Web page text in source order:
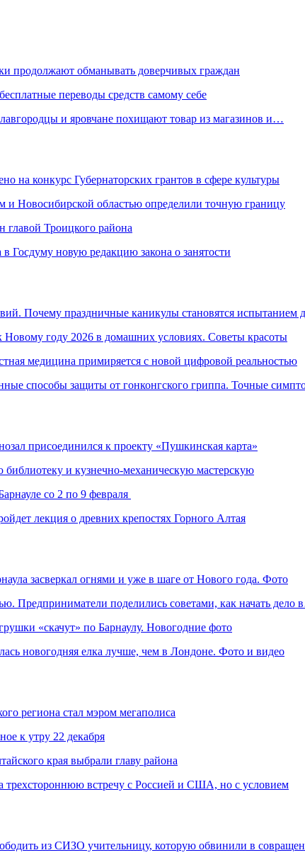
продолжают обманывать доверчивых граждан
переводы средств самому себе
и яровчане похищают товар из магазинов и…
на конкурс Губернаторских грантов в сфере культуры
Новосибирской областью определили точную границу
главой Троицкого района
в Госдуму новую редакцию закона о занятости
Почему праздничные каникулы становятся испытанием
году 2026 в домашних условиях. Советы красоты
медицина примиряется с новой цифровой реальностью
способы защиты от гонконгского гриппа. Точные
присоединился к проекту «Пушкинская карта»
библиотеку и кузнечно-механическую мастерскую
со 2 по 9 февраля
лекция о древних крепостях Горного Алтая
засверкал огнями и уже в шаге от Нового года. Фото
Предприниматели поделились советами, как начать дело
«скачут» по Барнаулу. Новогодние фото
новогодняя елка лучше, чем в Лондоне. Фото и видео
региона стал мэром мегаполиса
к утру 22 декабря
края выбрали главу района
трехстороннюю встречу с Россией и США, но с условием
из СИЗО учительницу, которую обвинили в